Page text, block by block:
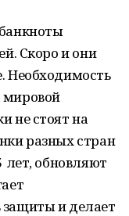
Скоро и они
Необходимость
мировой
не стоят на
разных стран
лет, обновляют
защиты и делает